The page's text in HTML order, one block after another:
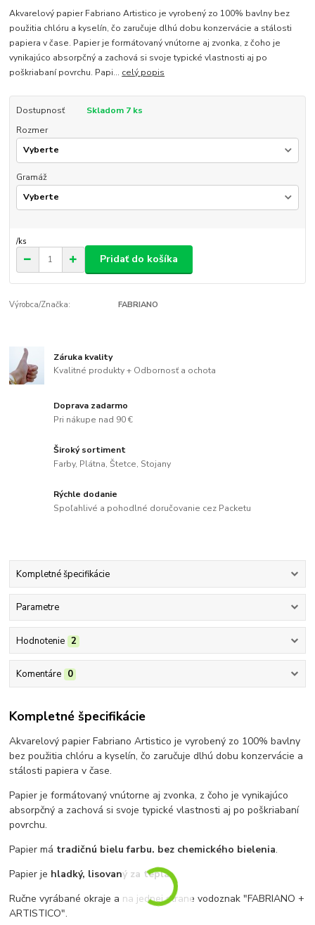
Akvarelový papier Fabriano Artistico je vyrobený zo 100% bavlny bez
použitia chlóru a kyselín, čo zaručuje dlhú dobu konzervácie a stálosti
papiera v čase. Papier je formátovaný vnútorne aj zvonka, z čoho je
vynikajúco absorpčný a zachová si svoje typické vlastnosti aj po
poškriabaní povrchu. Papi... celý popis
Dostupnosť
Skladom 7 ks
Rozmer
Gramáž
/ks
Pridať do košíka
Výrobca/Značka: FABRIANO
Záruka kvality
Kvalitné produkty + Odbornosť a ochota
Doprava zadarmo
Pri nákupe nad 90 €
Široký sortiment
Farby, Plátna, Štetce, Stojany
Rýchle dodanie
Spoľahlivé a pohodlné doručovanie cez Packetu
Kompletné špecifikácie
Parametre
Hodnotenie 2
Komentáre 0
Kompletné špecifikácie
Akvarelový papier Fabriano Artistico je vyrobený zo 100% bavlny
bez použitia chlóru a kyselín, čo zaručuje dlhú dobu konzervácie a
stálosti papiera v čase.
Papier je formátovaný vnútorne aj zvonka, z čoho je vynikajúco
absorpčný a zachová si svoje typické vlastnosti aj po poškriabaní
povrchu.
Papier má tradičnú bielu farbu, bez chemického bielenia.
Papier je hladký, lisovaný za tepla.
Ručne vyrábané okraje a na jednej strane vodoznak "FABRIANO +
ARTISTICO".